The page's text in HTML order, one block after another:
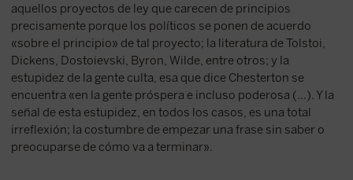
aquellos proyectos de ley que carecen de principios
precisamente porque los políticos se ponen de acuerdo
«sobre el principio» de tal proyecto; la literatura de Tolstoi,
Dickens, Dostoievski, Byron, Wilde, entre otros; y la
estupidez de la gente culta, esa que dice Chesterton se
encuentra «en la gente próspera e incluso poderosa (...). Y la
señal de esta estupidez, en todos los casos, es una total
irreflexión; la costumbre de empezar una frase sin saber o
preocuparse de cómo va a terminar».